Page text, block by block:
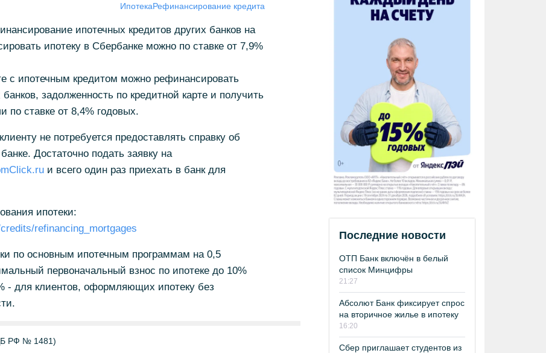
ИпотекаРефинансирование кредита
ипотечных кредитов других банков на
ипотеку в Сбербанке можно по ставке от 7,9%
с ипотечным кредитом можно рефинансировать
задолженность по кредитной карте и получить
ставке от 8,4% годовых.
не потребуется предоставлять справку об
Достаточно подать заявку на
и всего один раз приехать в банк для
ипотеки:
refinancing_mortgages
по основным ипотечным программам на 0,5
первоначальный взнос по ипотеке до 10%
- для клиентов, оформляющих ипотеку без
РФ № 1481)
Последние новости
ОТП Банк включён в белый
список Минцифры
21:27
Абсолют Банк фиксирует спрос
на вторичное жилье в ипотеку
16:20
Сбер приглашает студентов из